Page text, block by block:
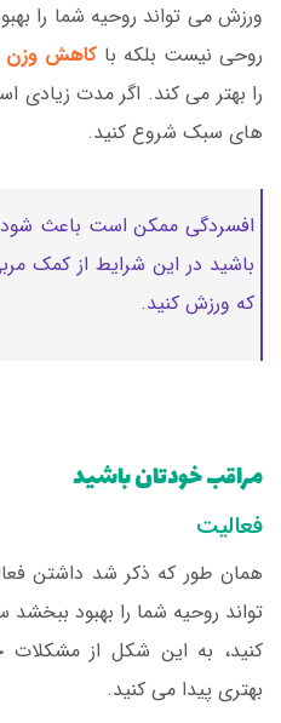
ورزش می تواند روحیه شما را
روحی نیست بلکه با کاهش وزن
را بهتر می کند. اگر مدت زیادی
های سبک شروع کنید.
افسردگی ممکن است باعث
باشید در این شرایط از کمک
که ورزش کنید.
مراقب خودتان باشید
فعالیت
همان طور که ذکر شد داشتن
تواند روحیه شما را بهبود ببخشد
کنید، به این شکل از
بهتری پیدا می کنید.